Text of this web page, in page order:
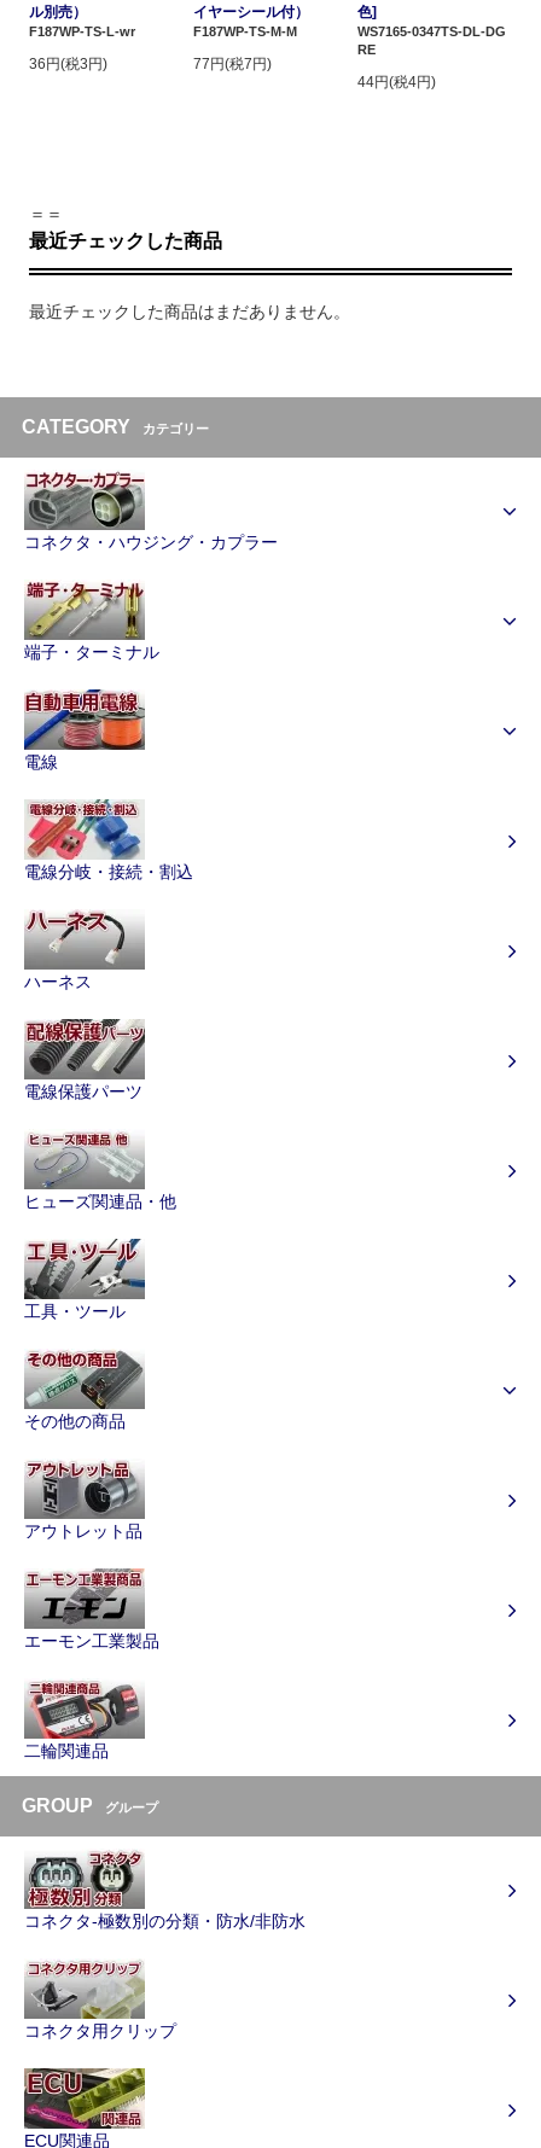
ル別売）
F187WP-TS-L-wr
36円(税3円)
イヤーシール付）
F187WP-TS-M-M
77円(税7円)
色]
WS7165-0347TS-DL-DG
RE
44円(税4円)
＝＝
最近チェックした商品
最近チェックした商品はまだありません。
CATEGORY カテゴリー
コネクタ・ハウジング・カプラー
端子・ターミナル
電線
電線分岐・接続・割込
ハーネス
電線保護パーツ
ヒューズ関連品・他
工具・ツール
その他の商品
アウトレット品
エーモン工業製品
二輪関連品
GROUP グループ
コネクタ-極数別の分類・防水/非防水
コネクタ用クリップ
ECU関連品